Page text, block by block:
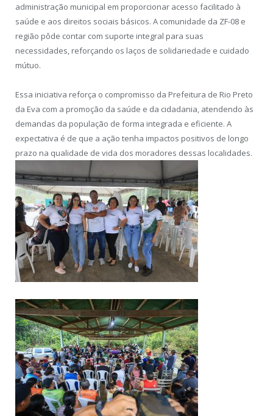
administração municipal em proporcionar acesso facilitado à
saúde e aos direitos sociais básicos. A comunidade da ZF-08 e
região pôde contar com suporte integral para suas
necessidades, reforçando os laços de solidariedade e cuidado
mútuo.
Essa iniciativa reforça o compromisso da Prefeitura de Rio Preto
da Eva com a promoção da saúde e da cidadania, atendendo às
demandas da população de forma integrada e eficiente. A
expectativa é de que a ação tenha impactos positivos de longo
prazo na qualidade de vida dos moradores dessas localidades.